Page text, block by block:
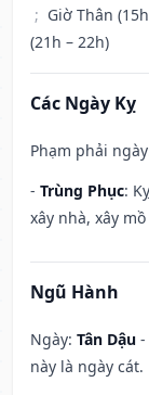
; Giờ Thân
(21h – 22h)
Các Ngày Kỵ
Phạm phải
- Trùng Phục:
xây nhà, xây
Ngũ Hành
Ngày: Tân Dậu -
này là ngày cát.